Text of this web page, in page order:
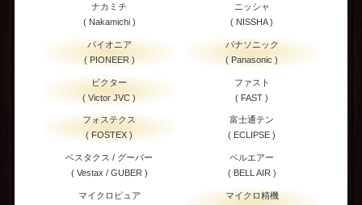
ナカミチ
( Nakamichi )
ニッシャ
( NISSHA )
パイオニア
( PIONEER )
パナソニック
( Panasonic )
ビクター
( Victor JVC )
ファスト
( FAST )
フォステクス
( FOSTEX )
富士通テン
( ECLIPSE )
ベスタクス / グーバー
( Vestax / GUBER )
ベルエアー
( BELL AIR )
マイクロピュア
マイクロ精機